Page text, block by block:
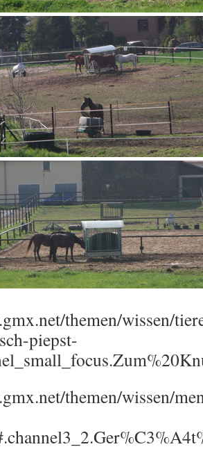
themen/wissen/
piepst-
themen/wissen/